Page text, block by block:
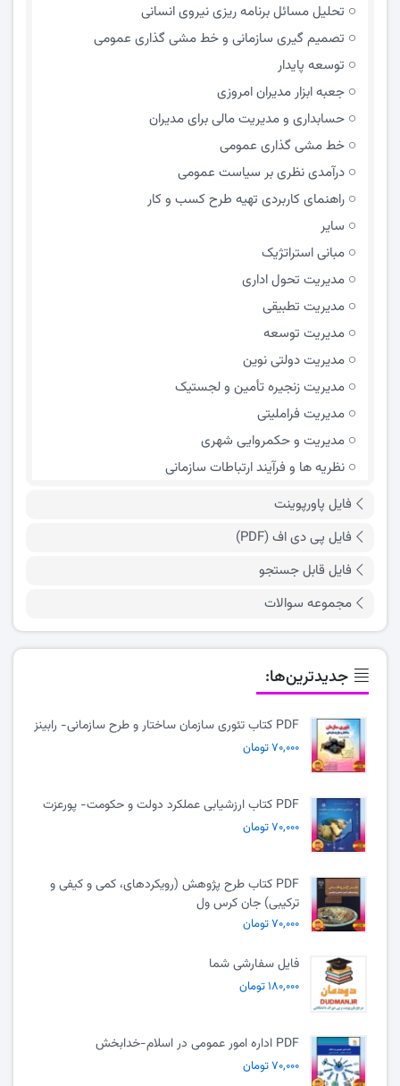
تحلیل مسائل برنامه ریزی نیروی انسانی
تصمیم گیری سازمانی و خط مشی گذاری عمومی
توسعه پایدار
جعبه ابزار مدیران امروزی
حسابداری و مدیریت مالی برای مدیران
خط مشی گذاری عمومی
درآمدی نظری بر سیاست عمومی
راهنمای کاربردی تهیه طرح کسب و کار
سایر
مبانی استراتژیک
مدیریت تحول اداری
مدیریت تطبیقی
مدیریت توسعه
مدیریت دولتی نوین
مدیریت زنجیره تأمین و لجستیک
مدیریت فراملیتی
مدیریت و حکمروایی شهری
نظریه ها و فرآیند ارتباطات سازمانی
فایل پاورپوینت
فایل پی دی اف (PDF)
فایل قابل جستجو
مجموعه سوالات
جدیدترین‌ها:
PDF کتاب تئوری سازمان ساختار و طرح سازمانی- رابینز
۷۰,۰۰۰ تومان
PDF کتاب ارزشیابی عملکرد دولت و حکومت- پورعزت
۷۰,۰۰۰ تومان
PDF کتاب طرح پژوهش (رویکردهای، کمی و کیفی و
ترکیبی) جان کرس ول
۷۰,۰۰۰ تومان
فایل سفارشی شما
۱۸۰,۰۰۰ تومان
PDF اداره امور عمومی در اسلام-خدابخش
۷۰,۰۰۰ تومان